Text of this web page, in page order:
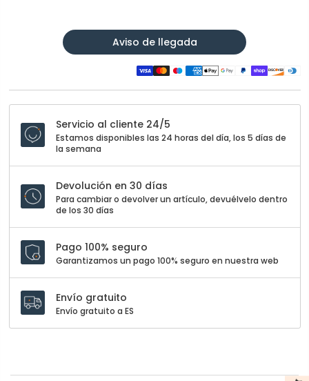
Aviso de llegada
Servicio al cliente 24/5
Estamos disponibles las 24 horas del día, los 5 días de
la semana
Devolución en 30 días
Para cambiar o devolver un artículo, devuélvelo dentro
de los 30 días
Pago 100% seguro
Garantizamos un pago 100% seguro en nuestra web
Envío gratuito
Envío gratuito a ES